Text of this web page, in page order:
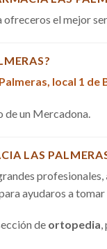
ofreceros el mejor
local 1 de
de un Mercadona.
LAS
profesionales,
ayudaros a
de ortopedia,